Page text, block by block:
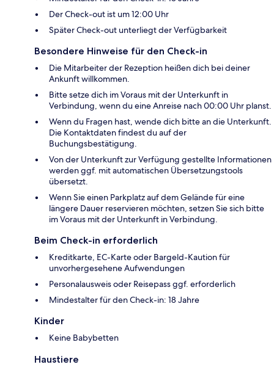
Der Check-out ist um 12:00 Uhr
Später Check-out unterliegt der Verfügbarkeit
Besondere Hinweise für den Check-in
Die Mitarbeiter der Rezeption heißen dich bei deiner
Ankunft willkommen.
Bitte setze dich im Voraus mit der Unterkunft in
Verbindung, wenn du eine Anreise nach 00:00 Uhr planst.
Wenn du Fragen hast, wende dich bitte an die Unterkunft.
Die Kontaktdaten findest du auf der
Buchungsbestätigung.
Von der Unterkunft zur Verfügung gestellte Informationen
werden ggf. mit automatischen Übersetzungstools
übersetzt.
Wenn Sie einen Parkplatz auf dem Gelände für eine
längere Dauer reservieren möchten, setzen Sie sich bitte
im Voraus mit der Unterkunft in Verbindung.
Beim Check-in erforderlich
Kreditkarte, EC-Karte oder Bargeld-Kaution für
unvorhergesehene Aufwendungen
Personalausweis oder Reisepass ggf. erforderlich
Mindestalter für den Check-in: 18 Jahre
Kinder
Keine Babybetten
Haustiere